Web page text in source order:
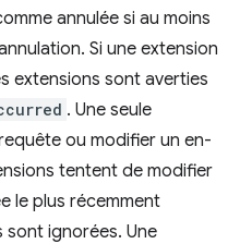
annulée si au moins
Si une extension
extensions sont averties
. Une seule
ou modifier un en-
tentent de modifier
le plus récemment
ignorées. Une